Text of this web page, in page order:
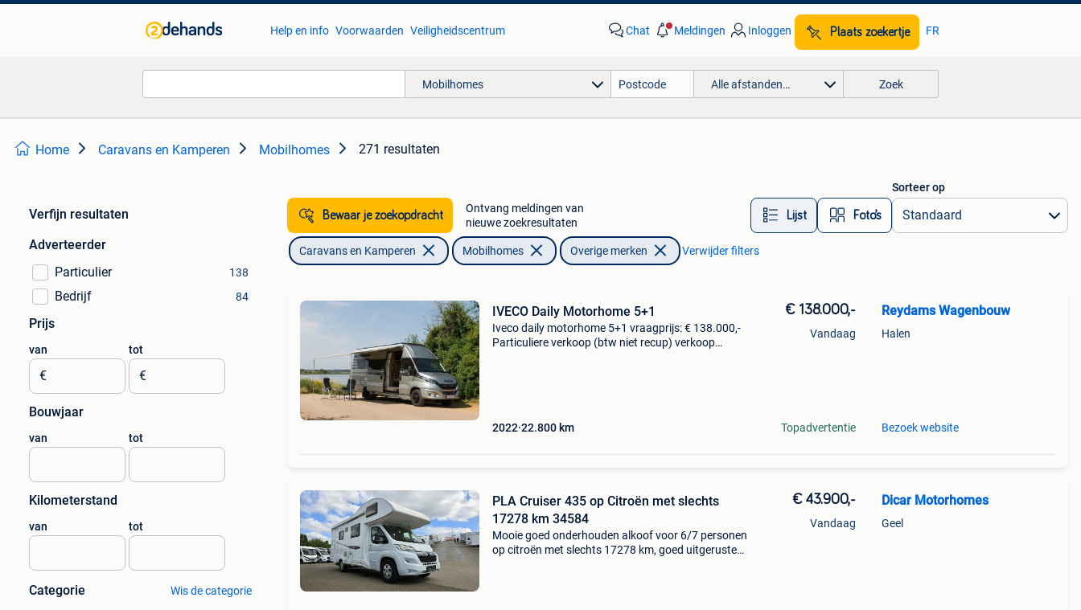
Help en info Voorwaarden Veiligheidscentrum Chat Meldingen Inloggen Plaats zoekertje FR
Mobilhomes Alle afstanden… Zoek
Home Caravans en Kamperen Mobilhomes 271 resultaten
Verfijn resultaten
Adverteerder
Particulier
138
Bedrijf 84
Prijs
van
€
tot
€
Bouwjaar
van tot
Kilometerstand
van tot
Categorie Wis de categorie
Bewaar je zoekopdracht
Ontvang meldingen van
nieuwe zoekresultaten
Lijst Foto’s
Sorteer op
Caravans en Kamperen Mobilhomes Overige merken Verwijder filters
IVECO Daily Motorhome 5+1
Iveco daily motorhome 5+1 vraagprijs: € 138.000,-
Particuliere verkoop (btw niet recup) verkoop
2022 22.800 km
€ 138.000,-
Vandaag
Topadvertentie
Reydams Wagenbouw
Halen
Bezoek website
PLA Cruiser 435 op Citroën met slechts
17278 km 34584
Mooie goed onderhouden alkoof voor 6/7 personen
op citroën met slechts 17278 km, goed uitgeruste
€ 43.900,-
Vandaag
Dicar Motorhomes
Geel